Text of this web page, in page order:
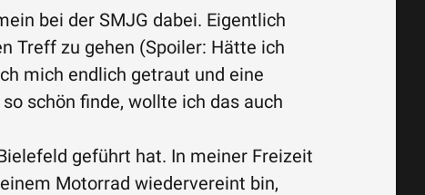
bei der SMJG dabei. Eigentlich
Treff zu gehen (Spoiler: Hätte ich
mich endlich getraut und eine
schön finde, wollte ich das auch
geführt hat. In meiner Freizeit
Motorrad wiedervereint bin,